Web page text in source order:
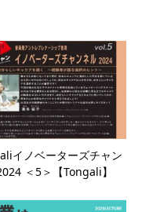
イノベーターズチャン
＜5＞【Tongali】